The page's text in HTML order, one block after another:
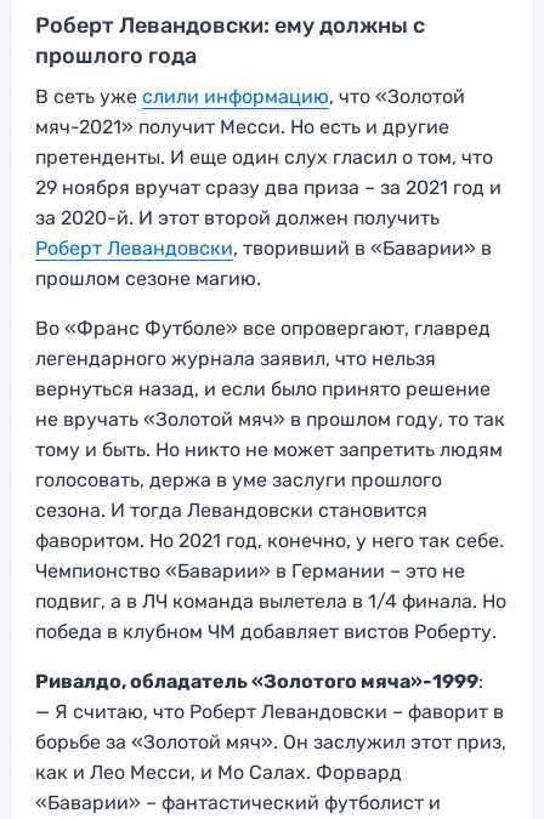
Роберт Левандовски: ему должны с
прошлого года
В сеть уже слили информацию, что «Золотой
мяч-2021» получит Месси. Но есть и другие
претенденты. И еще один слух гласил о том, что
29 ноября вручат сразу два приза – за 2021 год и
за 2020-й. И этот второй должен получить
Роберт Левандовски, творивший в «Баварии» в
прошлом сезоне магию.
Во «Франс Футболе» все опровергают, главред
легендарного журнала заявил, что нельзя
вернуться назад, и если было принято решение
не вручать «Золотой мяч» в прошлом году, то так
тому и быть. Но никто не может запретить людям
голосовать, держа в уме заслуги прошлого
сезона. И тогда Левандовски становится
фаворитом. Но 2021 год, конечно, у него так себе.
Чемпионство «Баварии» в Германии – это не
подвиг, а в ЛЧ команда вылетела в 1/4 финала. Но
победа в клубном ЧМ добавляет вистов Роберту.
Ривалдо, обладатель «Золотого мяча»-1999:
— Я считаю, что Роберт Левандовски – фаворит в
борьбе за «Золотой мяч». Он заслужил этот приз,
как и Лео Месси, и Мо Салах. Форвард
«Баварии» – фантастический футболист и